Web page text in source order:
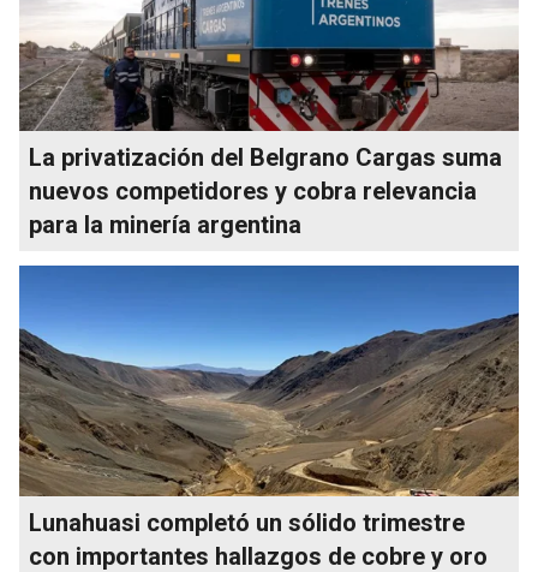
La privatización del Belgrano Cargas suma
nuevos competidores y cobra relevancia
para la minería argentina
Lunahuasi completó un sólido trimestre
con importantes hallazgos de cobre y oro